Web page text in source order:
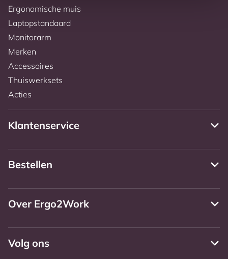
Ergonomische muis
Laptopstandaard
Monitorarm
Merken
Accessoires
Thuiswerksets
Acties
Klantenservice
Bestellen
Over Ergo2Work
Volg ons